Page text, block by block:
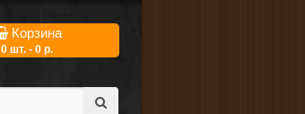
Корзина
0 шт. - 0 р.